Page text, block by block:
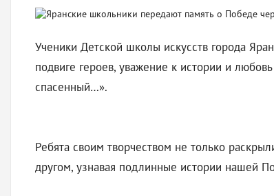
Ученики Детской школы искусств города
подвиге героев, уважение к истории и
спасенный…».
Ребята своим творчеством не только
другом, узнавая подлинные истории нашей